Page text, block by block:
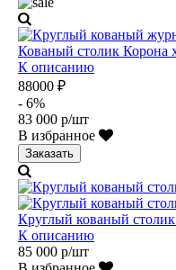
Кованый столик Корона
К описанию
88000 ₽
- 6%
83 000 р/шт
В избранное
Заказать
Круглый кованый
К описанию
85 000 р/шт